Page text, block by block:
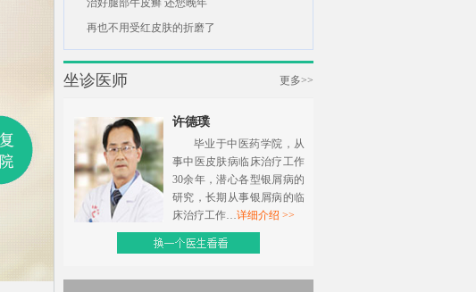
治好腿部牛皮癣 还您晚年
再也不用受红皮肤的折磨了
更多>>
坐诊医师
许德璞
毕业于中医药学院，从
事中医皮肤病临床治疗工作
30余年，潜心各型银屑病的
研究，长期从事银屑病的临
床治疗工作…详细介绍 >>